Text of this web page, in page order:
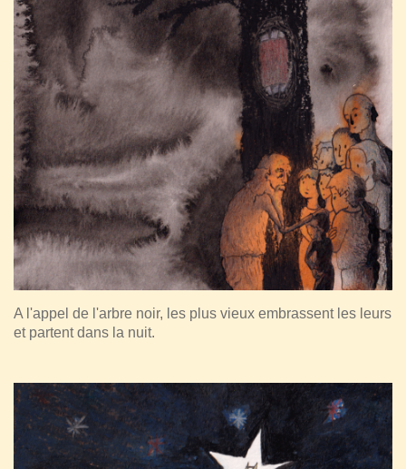
A l'appel de l'arbre noir, les plus vieux embrassent les leurs
et partent dans la nuit.